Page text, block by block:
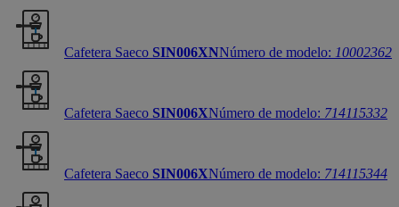
Cafetera Saeco SIN006XNNúmero de modelo: 10002362
Cafetera Saeco SIN006XNúmero de modelo: 714115332
Cafetera Saeco SIN006XNúmero de modelo: 714115344